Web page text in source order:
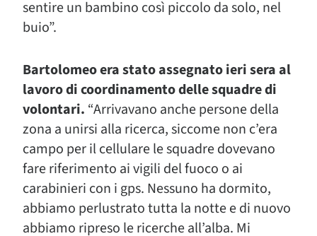
sentire un bambino così piccolo da solo, nel
buio”.
Bartolomeo era stato assegnato ieri sera al
lavoro di coordinamento delle squadre di
volontari. “Arrivavano anche persone della
zona a unirsi alla ricerca, siccome non c’era
campo per il cellulare le squadre dovevano
fare riferimento ai vigili del fuoco o ai
carabinieri con i gps. Nessuno ha dormito,
abbiamo perlustrato tutta la notte e di nuovo
abbiamo ripreso le ricerche all’alba. Mi